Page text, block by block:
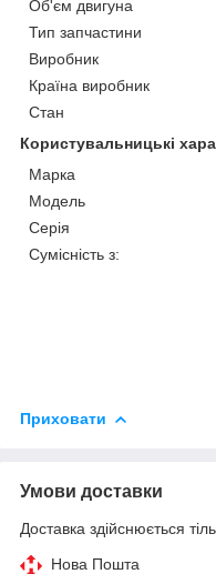
Об'єм двигуна
Тип запчастини
Виробник
Країна виробник
Стан
Користувальницькі
Марка
Модель
Серія
Сумісність з:
Приховати
Умови доставки
Доставка здійснюється
Нова Пошта